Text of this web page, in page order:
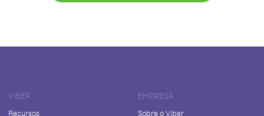
VIBER
Recursos
EMPRESA
Sobre o Viber